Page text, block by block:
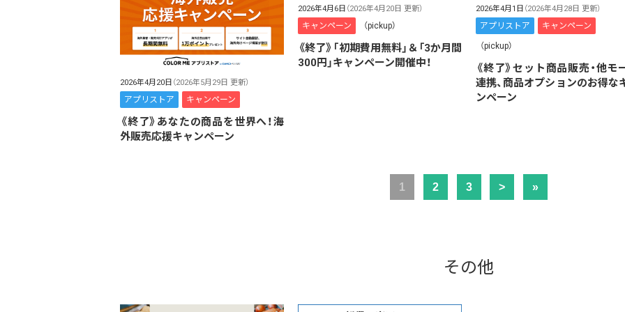
2026年4月20日 （2026年5月29日 更新）
アプリストア キャンペーン
《終了》あなたの商品を世界へ！海
外販売応援キャンペーン
2026年4月6日 （2026年4月20日 更新）
キャンペーン （pickup）
《終了》「初期費用無料」＆「3か月間
300円」キャンペーン開催中！
2026年4月1日 （2026年4月28日 更新）
アプリストア キャンペーン
（pickup）
《終了》セット商品販売・他モ
連携、商品オプションのお得な
ンペーン
1 2 3 > »
その他